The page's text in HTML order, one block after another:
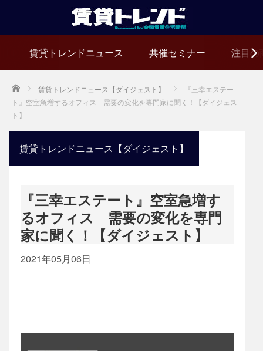
賃貸トレンドニュース 共催セミナー 注目の
Home 賃貸トレンドニュース【ダイジェスト】
『三幸エステー
ト』空室急増するオフィス 需要の変化を専門家に聞く！【ダイジェス
ト】
賃貸トレンドニュース【ダイジェスト】
『三幸エステート』空室急増す
るオフィス 需要の変化を専門
家に聞く！【ダイジェスト】
2021年05月06日